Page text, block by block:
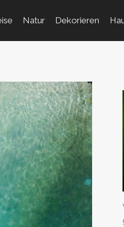
Natur Dekorieren